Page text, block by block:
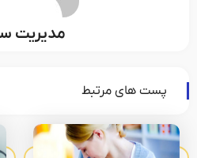
مدیریت
پست های مرتبط